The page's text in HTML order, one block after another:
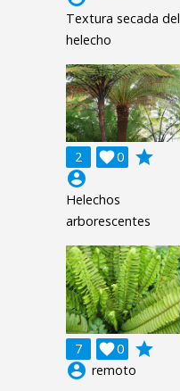
Textura secada del
helecho
2 0

grade
account_circle
Helechos
arborescentes
7 0

grade
account_circle remoto